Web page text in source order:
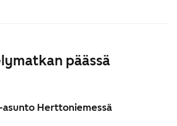
päässä
Herttoniemessä